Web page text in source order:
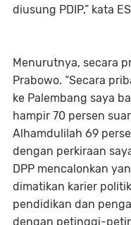
diusung PDIP,” kata
Menurutnya, secara
Prabowo. “Secara
ke Palembang saya
hampir 70 persen
Alhamdulilah 69
dengan perkiraan
DPP mencalonkan
dimatikan karier
pendidikan dan
dengan petinggi-